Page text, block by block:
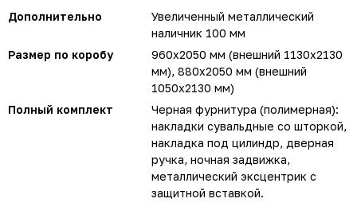
Дополнительно
Увеличенный металлический
наличник 100 мм
Размер по коробу
960х2050 мм (внешний 1130х2130
мм), 880х2050 мм (внешний
1050х2130 мм)
Полный комплект
Черная фурнитура (полимерная):
накладки сувальдные со шторкой,
накладка под цилиндр, дверная
ручка, ночная задвижка,
металлический эксцентрик с
защитной вставкой.